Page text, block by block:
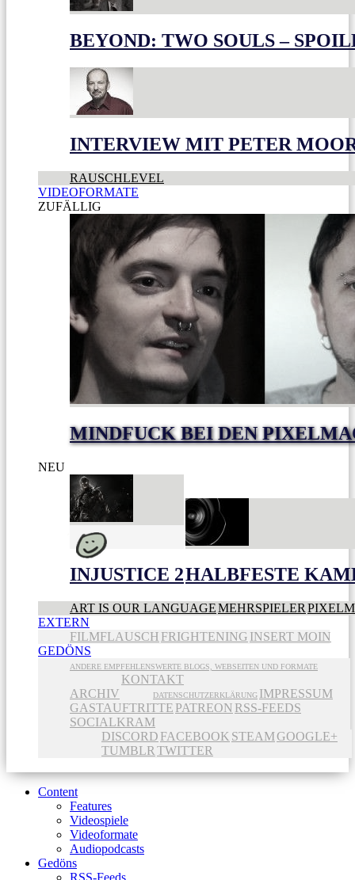
BEYOND: TWO SOULS –
INTERVIEW MIT PETER
RAUSCHLEVEL
VIDEOFORMATE
ZUFÄLLIG
MINDFUCK BEI DEN
NEU
INJUSTICE 2HALBFESTE
ART IS OUR LANGUAGEMEHRSPIELER
EXTERN
FILMFLAUSCH FRIGHTENING INSERT MOIN
GEDÖNS
ANDERE EMPFEHLENSWERTE BLOGS, WEBSEITEN UND FORMATE
ARCHIV
KONTAKT
DATENSCHUTZERKLÄRUNG IMPRESSUM
GASTAUFTRITTE PATREON RSS-FEEDS
SOCIALKRAM
DISCORD FACEBOOK STEAMGOOGLE+
TUMBLR TWITTER
Content
Features
Videospiele
Videoformate
Audiopodcasts
Gedöns